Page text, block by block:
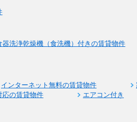
器洗浄乾燥機（食洗機）付きの賃貸物件
インターネット無料の賃貸物件
応の賃貸物件 エアコン付き